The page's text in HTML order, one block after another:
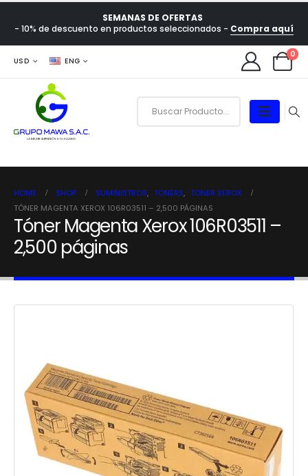
SEMANAS DE OFERTAS
- 10% de descuento en productos seleccionados - Compra aquí
USD ENG
0
HOME SHOP SUMINISTROS, TONERS, TONER XEROX
TÓNER MAGENTA XEROX 106R03511 – 2,500 PÁGINAS
Tóner Magenta Xerox 106R03511 –
2,500 páginas